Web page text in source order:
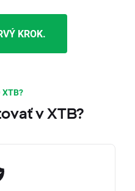
KROK.
XTB?
v XTB?